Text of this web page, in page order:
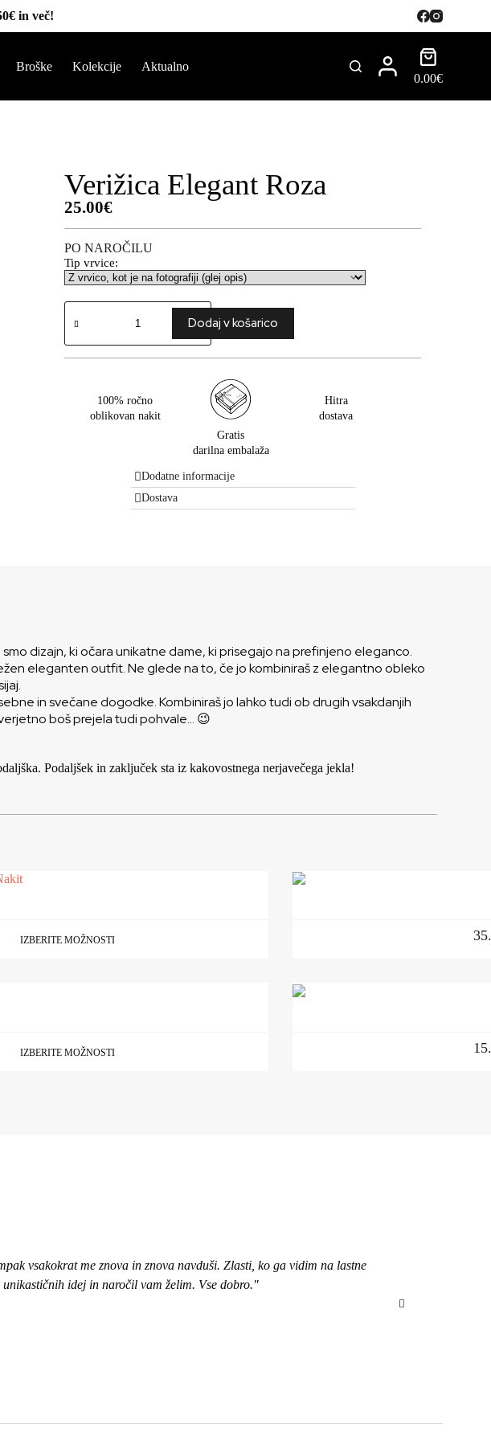
in več!
Broške Kolekcije
Aktualno
0.00€
Verižica Elegant Roza
25.00€
PO NAROČILU
Tip vrvice:
Dodaj v košarico
100% ročno
oblikovan nakit
Gratis
darilna embalaža
Hitra
dostava
Dodatne informacije
Dostava
dizajn, ki očara unikatne dame, ki prisegajo na prefinjeno eleganco.
eleganten outfit. Ne glede na to, če jo kombiniraš z elegantno obleko
in svečane dogodke. Kombiniraš jo lahko tudi ob drugih vsakdanjih
boš prejela tudi pohvale… 😉
Podaljšek in zaključek sta iz kakovostnega nerjavečega jekla!
IZBERITE MOŽNOSTI
IZBERITE MOŽNOSTI
vsakokrat me znova in znova navduši. Zlasti, ko ga vidim na lastne
idej in naročil vam želim. Vse dobro."